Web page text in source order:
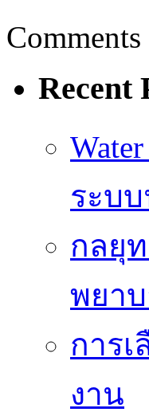
Comments
Recent
ระบ
กลยุ
พยา
การ
งาน